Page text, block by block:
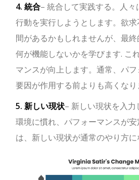
4. 統合– 統合して実践する。人
行動を実行しようとします。欲
間があるかもしれませんが、最終
何が機能しないかを学びます. こ
マンスが向上します。通常、パ
要因が作用する前よりも高くなり
5. 新しい現状– 新しい現状を入
環境に慣れ、パフォーマンスが
は、新しい現状が通常のやり方に